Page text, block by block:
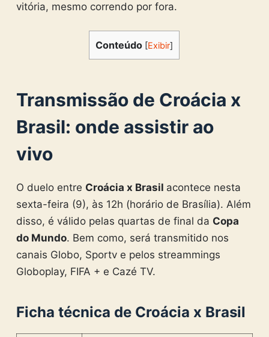
vitória, mesmo correndo por fora.
Conteúdo [Exibir]
Transmissão de Croácia x
Brasil: onde assistir ao
vivo
O duelo entre Croácia x Brasil acontece nesta
sexta-feira (9), às 12h (horário de Brasília). Além
disso, é válido pelas quartas de final da Copa
do Mundo. Bem como, será transmitido nos
canais Globo, Sportv e pelos streammings
Globoplay, FIFA + e Cazé TV.
Ficha técnica de Croácia x Brasil